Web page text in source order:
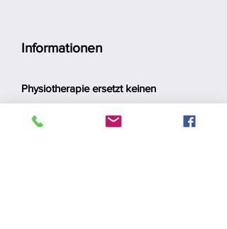
Informationen
Physiotherapie ersetzt keinen
Bitte, wenn vorhanden,